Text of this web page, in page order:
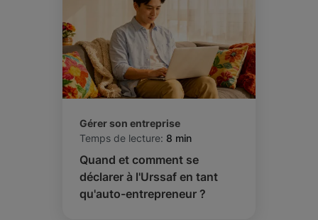
Gérer son entreprise
Temps de lecture: 8 min
Quand et comment se
déclarer à l'Urssaf en tant
qu'auto-entrepreneur ?